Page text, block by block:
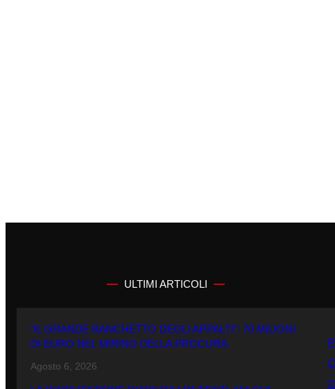
ULTIMI ARTICOLI
“IL GRANDE BANCHETTO DEGLI APPALTI”: 70 MILIONI
DI EURO NEL MIRINO DELLA PROCURA.
Agosto 6, 2026